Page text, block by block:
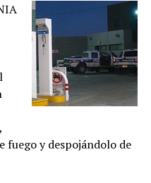
fuego y despojándolo de